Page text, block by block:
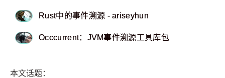
Rust中的事件溯源 - ariseyhun
Occcurrent：JVM事件溯源工具库包
本文话题：